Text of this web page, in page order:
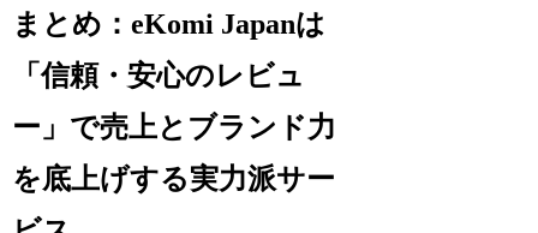
まとめ：eKomi Japanは
「信頼・安心のレビュ
ー」で売上とブランド力
を底上げする実力派サー